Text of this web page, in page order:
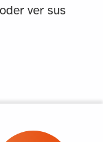
ver sus